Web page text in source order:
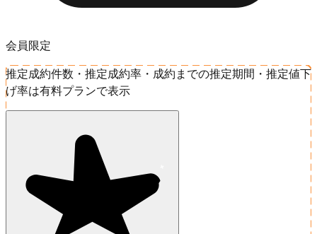
会員限定
推定成約件数・推定成約率・成約までの推定期間・推定値下
げ率は有料プランで表示